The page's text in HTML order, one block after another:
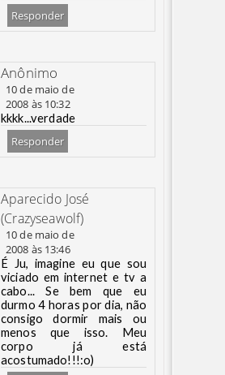
Responder
Anônimo
10 de maio de
2008 às 10:32
kkkk...verdade
Responder
Aparecido José
(Crazyseawolf)
10 de maio de
2008 às 13:46
É Ju, imagine eu que sou
viciado em internet e tv a
cabo... Se bem que eu
durmo 4 horas por dia, não
consigo dormir mais ou
menos que isso. Meu
corpo já está
acostumado!!!:o)